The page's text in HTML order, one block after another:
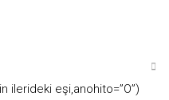
ilerideki eşi,anohito=”O”)